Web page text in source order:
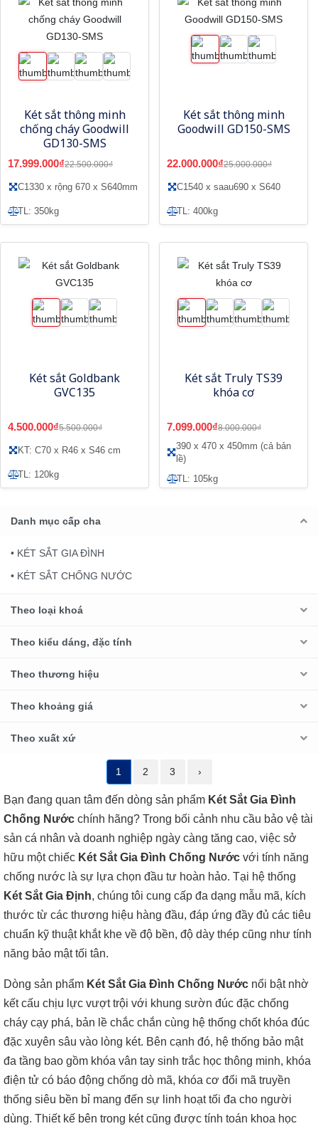
Két sắt thông minh
chống cháy Goodwill
GD130-SMS
17.999.000₫22.500.000₫
C1330 x rộng 670 x S640mm
TL: 350kg
Két sắt thông minh
Goodwill GD150-SMS
22.000.000₫25.000.000₫
C1540 x saau690 x S640
TL: 400kg
Két sắt Goldbank
GVC135
4.500.000₫5.500.000₫
KT: C70 x R46 x S46 cm
TL: 120kg
Két sắt Truly TS39
khóa cơ
7.099.000₫8.000.000₫
390 x 470 x 450mm (cả bản
lề)
TL: 105kg
Danh mục cấp cha
• KÉT SẮT GIA ĐÌNH
• KÉT SẮT CHỐNG NƯỚC
Theo loại khoá
Theo kiểu dáng, đặc tính
Theo thương hiệu
Theo khoảng giá
Theo xuất xứ
1 2 3 ›
Bạn đang quan tâm đến dòng sản phẩm Két Sắt Gia Đình
Chống Nước chính hãng? Trong bối cảnh nhu cầu bảo vệ tài
sản cá nhân và doanh nghiệp ngày càng tăng cao, việc sở
hữu một chiếc Két Sắt Gia Đình Chống Nước với tính năng
chống nước là sự lựa chọn đầu tư hoàn hảo. Tại hệ thống
Két Sắt Gia Định, chúng tôi cung cấp đa dạng mẫu mã, kích
thước từ các thương hiệu hàng đầu, đáp ứng đầy đủ các tiêu
chuẩn kỹ thuật khắt khe về độ bền, độ dày thép cũng như tính
năng bảo mật tối tân.
Dòng sản phẩm Két Sắt Gia Đình Chống Nước nổi bật nhờ
kết cấu chịu lực vượt trội với khung sườn đúc đặc chống
cháy cạy phá, bản lề chắc chắn cùng hệ thống chốt khóa đúc
đặc xuyên sâu vào lòng két. Bên cạnh đó, hệ thống bảo mật
đa tầng bao gồm khóa vân tay sinh trắc học thông minh, khóa
điện tử có báo động chống dò mã, khóa cơ đổi mã truyền
thống siêu bền bỉ mang đến sự linh hoạt tối đa cho người
dùng. Thiết kế bên trong két cũng được tính toán khoa học